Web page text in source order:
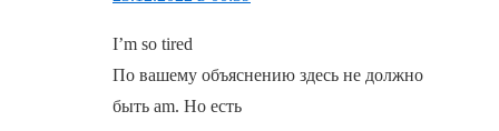
I’m so tired
По вашему объяснению здесь не должно
быть am. Но есть